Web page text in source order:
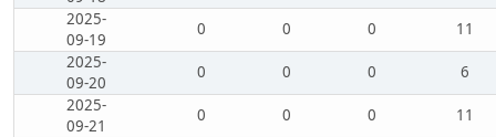
2025-
09-19
0 0 0
11
2025-
09-20
0 0 0
6
2025-
09-21
0 0 0
11